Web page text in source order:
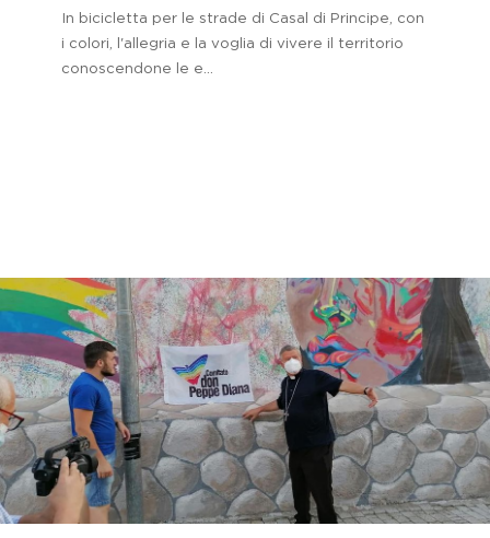
In bicicletta per le strade di Casal di Principe, con
i colori, l'allegria e la voglia di vivere il territorio
conoscendone le e...